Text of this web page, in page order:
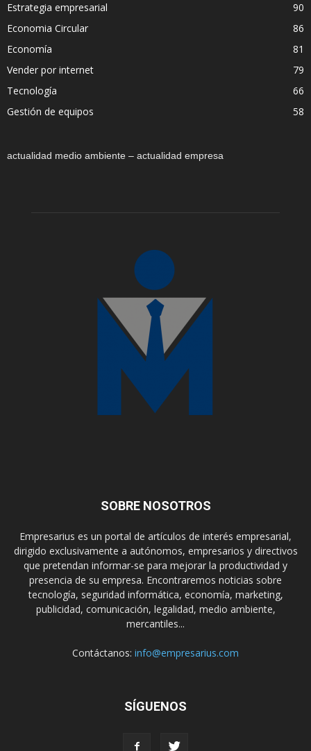
Estrategia empresarial
90
Economia Circular
86
Economía
81
Vender por internet
79
Tecnología
66
Gestión de equipos
58
actualidad medio ambiente – actualidad empresa
SOBRE NOSOTROS
Empresarius es un portal de artículos de interés empresarial,
dirigido exclusivamente a autónomos, empresarios y directivos
que pretendan informar-se para mejorar la productividad y
presencia de su empresa. Encontraremos noticias sobre
tecnología, seguridad informática, economía, marketing,
publicidad, comunicación, legalidad, medio ambiente,
mercantiles...
Contáctanos: info@empresarius.com
SÍGUENOS